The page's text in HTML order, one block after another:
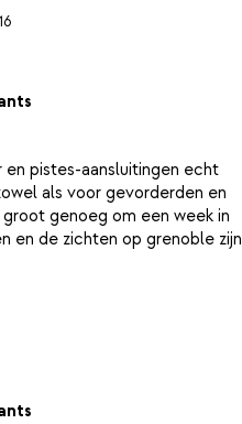
en pistes-aansluitingen echt
als voor gevorderden en
genoeg om een week in
en de zichten op grenoble zijn